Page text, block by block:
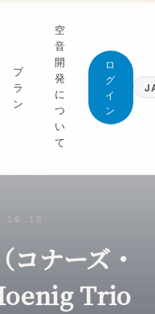
プ
ラ
ン
空
音
開
発
に
つ
い
て
ェスト
郎
ロ
グ
イ
ン
日本語
Traditional Chinese
ナーズ・
Trio